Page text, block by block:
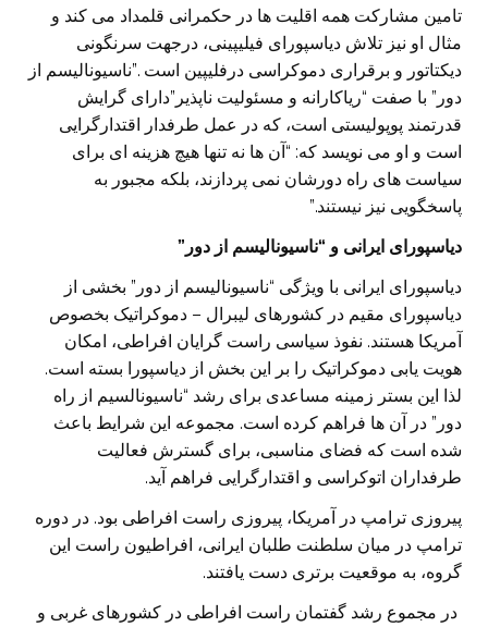
تامین مشارکت همه اقلیت ها در حکمرانی قلمداد می کند و
مثال او نیز تلاش دیاسپورای فیلیپینی، درجهت سرنگونی
دیکتاتور و برقراری دموکراسی درفلیپین است .”ناسیونالیسم از
دور” با صفت “ریاکارانه و مسئولیت ناپذیر”دارای گرایش
قدرتمند پوپولیستی است، که در عمل طرفدار اقتدارگرایی
است و او می نویسد که: “آن ها نه تنها هیچ هزینه ای برای
سیاست های راه دورشان نمی پردازند، بلکه مجبور به
پاسخگویی نیز نیستند.”
دیاسپورای ایرانی و “ناسیونالیسم از دور”
دیاسپورای ایرانی با ویژگی “ناسیونالیسم از دور” بخشی از
دیاسپورای مقیم در کشورهای لیبرال – دموکراتیک بخصوص
آمریکا هستند. نفوذ سیاسی راست گرایان افراطی، امکان
هویت یابی دموکراتیک را بر این بخش از دیاسپورا بسته است.
لذا این بستر زمینه مساعدی برای رشد “ناسیونالسیم از راه
دور” در آن ها فراهم کرده است. مجموعه این شرایط باعث
شده است که فضای مناسبی، برای گسترش فعالیت
طرفداران اتوکراسی و اقتدارگرایی فراهم آید.
پیروزی ترامپ در آمریکا، پیروزی راست افراطی بود. در دوره
ترامپ در میان سلطنت طلبان ایرانی، افراطیون راست این
گروه، به موقعیت برتری دست یافتند.
در مجموع رشد گفتمان راست افراطی در کشورهای غربی و